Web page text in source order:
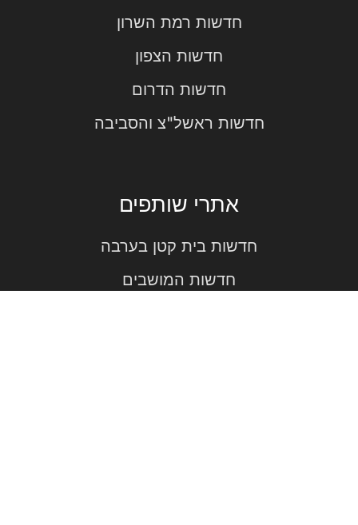
חדשות רמת השרון
חדשות הצפון
חדשות הדרום
חדשות ראשל"צ והסביבה
אתרי שותפים
חדשות בית קטן בערבה
חדשות המושבים